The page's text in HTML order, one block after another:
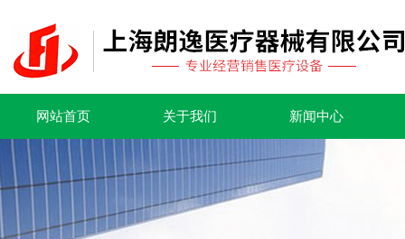
网站首页 关于我们 新闻中心